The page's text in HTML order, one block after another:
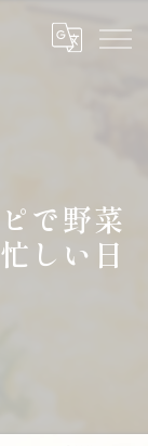
で野菜
しい日